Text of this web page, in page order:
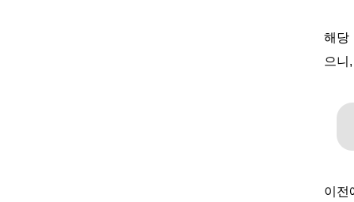
해당
으니
이전